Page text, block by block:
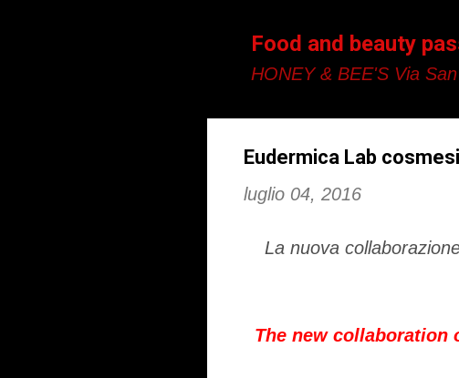
Food and beauty
HONEY & BEE'S Via
Eudermica Lab
luglio 04, 2016
La nuova
The new collaboration